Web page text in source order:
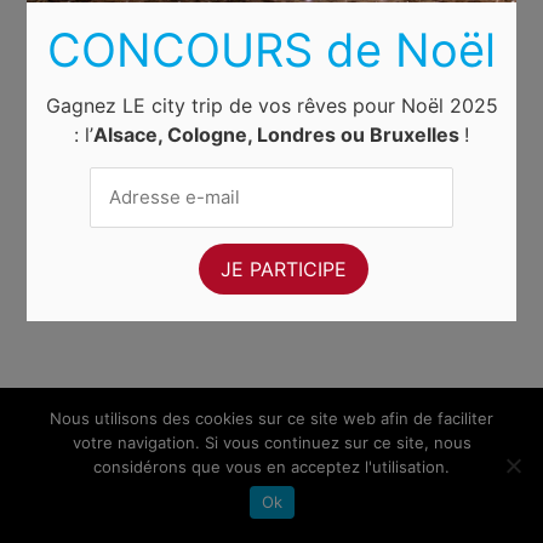
Nous utilisons des cookies sur ce site web afin de faciliter
votre navigation. Si vous continuez sur ce site, nous
considérons que vous en acceptez l'utilisation.
Ok
CONCOURS de Noël
Gagnez LE city trip de vos rêves pour Noël 2025
: l’Alsace, Cologne, Londres ou Bruxelles !